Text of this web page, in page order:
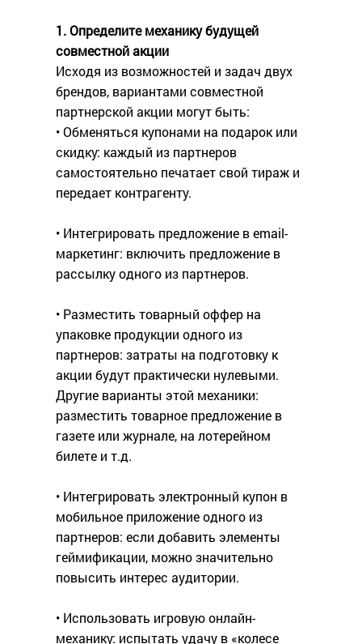
1. Определите механику будущей
совместной акции
Исходя из возможностей и задач двух
брендов, вариантами совместной
партнерской акции могут быть:
• Обменяться купонами на подарок или
скидку: каждый из партнеров
самостоятельно печатает свой тираж и
передает контрагенту.
• Интегрировать предложение в email-
маркетинг: включить предложение в
рассылку одного из партнеров.
• Разместить товарный оффер на
упаковке продукции одного из
партнеров: затраты на подготовку к
акции будут практически нулевыми.
Другие варианты этой механики:
разместить товарное предложение в
газете или журнале, на лотерейном
билете и т.д.
• Интегрировать электронный купон в
мобильное приложение одного из
партнеров: если добавить элементы
геймификации, можно значительно
повысить интерес аудитории.
• Использовать игровую онлайн-
механику: испытать удачу в «колесе